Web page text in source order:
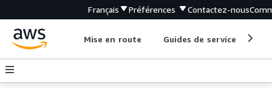
Français Préférences Contactez-nous
Mise en route Guides de service